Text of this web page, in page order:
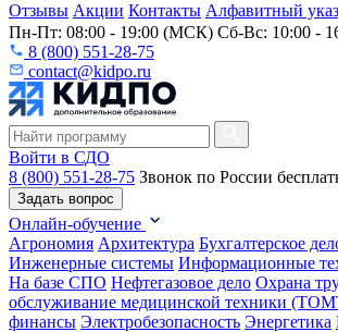
Отзывы Акции Контакты Алфавитный
Пн-Пт: 08:00 - 19:00 (МСК) Сб-Вс: 10:00 -
8 (800) 551-28-75
contact@kidpo.ru
Войти в СДО
8 (800) 551-28-75 Звонок по России
Задать вопрос
Онлайн-обучение
Агрономия Архитектура Бухгалтерское
Инженерные системы Информационные
На базе СПО Нефтегазовое дело Охрана
обслуживание медицинской техники
финансы Электробезопасность Энергетика